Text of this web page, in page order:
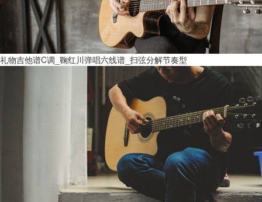
礼物吉他谱C调_鞠红川弹唱六线谱_扫弦分解节奏型